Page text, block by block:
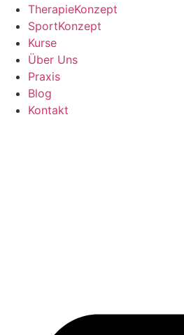
TherapieKonzept
SportKonzept
Kurse
Über Uns
Praxis
Blog
Kontakt